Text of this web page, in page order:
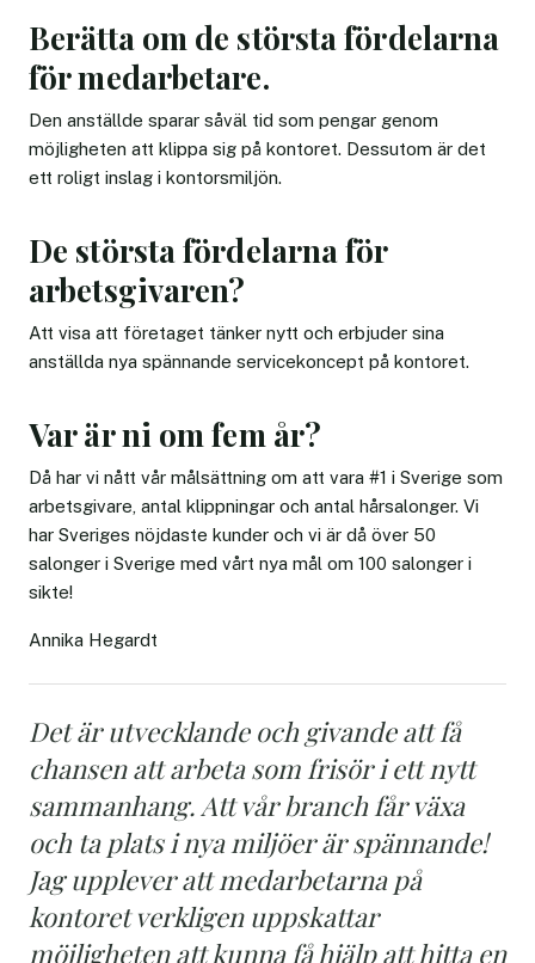
Berätta om de största fördelarna
för medarbetare.
Den anställde sparar såväl tid som pengar genom
möjligheten att klippa sig på kontoret. Dessutom är det
ett roligt inslag i kontorsmiljön.
De största fördelarna för
arbetsgivaren?
Att visa att företaget tänker nytt och erbjuder sina
anställda nya spännande servicekoncept på kontoret.
Var är ni om fem år?
Då har vi nått vår målsättning om att vara #1 i Sverige som
arbetsgivare, antal klippningar och antal hårsalonger. Vi
har Sveriges nöjdaste kunder och vi är då över 50
salonger i Sverige med vårt nya mål om 100 salonger i
sikte!
Annika Hegardt
Det är utvecklande och givande att få
chansen att arbeta som frisör i ett nytt
sammanhang. Att vår branch får växa
och ta plats i nya miljöer är spännande!
Jag upplever att medarbetarna på
kontoret verkligen uppskattar
möjligheten att kunna få hjälp att hitta en